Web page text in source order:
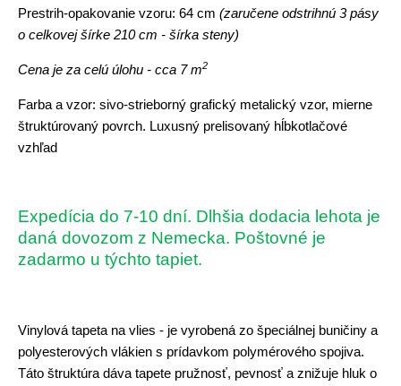
Prestrih-opakovanie vzoru: 64 cm (zaručene odstrihnú 3 pásy
o celkovej šírke 210 cm - šírka steny)
Cena je za celú úlohu - cca 7 m2
Farba a vzor: sivo-strieborný grafický metalický vzor, mierne
štruktúrovaný povrch. Luxusný prelisovaný hĺbkotlačové
vzhľad
Expedícia do 7-10 dní. Dlhšia dodacia lehota je
daná dovozom z Nemecka. Poštovné je
zadarmo u týchto tapiet.
Vinylová tapeta na vlies - je vyrobená zo špeciálnej buničiny a
polyesterových vlákien s prídavkom polymérového spojiva.
Táto štruktúra dáva tapete pružnosť, pevnosť a znižuje hluk o